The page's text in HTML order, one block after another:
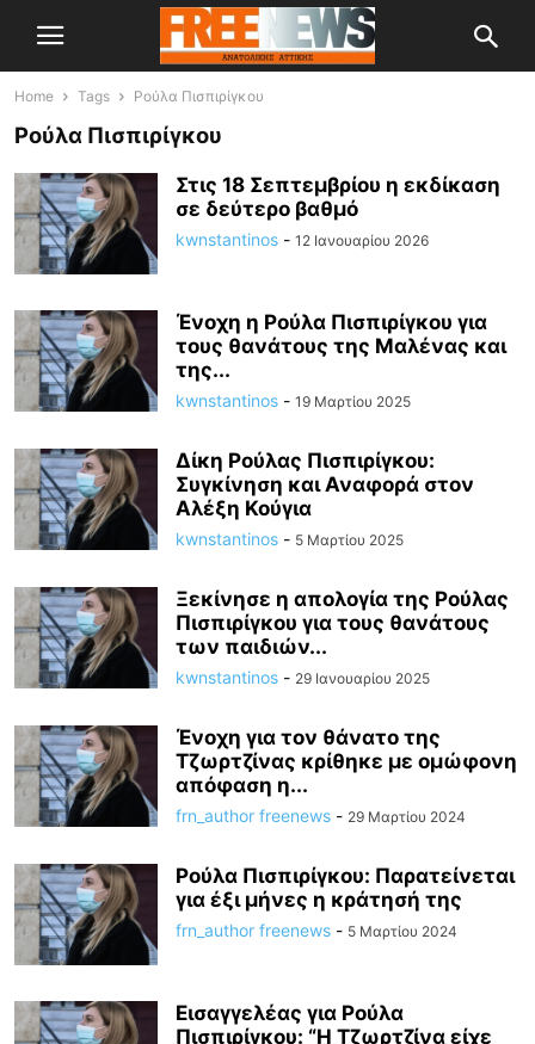
Home Tags Ρούλα Πισπιρίγκου
Ρούλα Πισπιρίγκου
Στις 18 Σεπτεμβρίου η εκδίκαση
σε δεύτερο βαθμό
kwnstantinos - 12 Ιανουαρίου 2026
Ένοχη η Ρούλα Πισπιρίγκου για
τους θανάτους της Μαλένας και
της...
kwnstantinos - 19 Μαρτίου 2025
Δίκη Ρούλας Πισπιρίγκου:
Συγκίνηση και Αναφορά στον
Αλέξη Κούγια
kwnstantinos - 5 Μαρτίου 2025
Ξεκίνησε η απολογία της Ρούλας
Πισπιρίγκου για τους θανάτους
των παιδιών...
kwnstantinos - 29 Ιανουαρίου 2025
Ένοχη για τον θάνατο της
Τζωρτζίνας κρίθηκε με ομώφονη
απόφαση η...
frn_author freenews - 29 Μαρτίου 2024
Ρούλα Πισπιρίγκου: Παρατείνεται
για έξι μήνες η κράτησή της
frn_author freenews - 5 Μαρτίου 2024
Εισαγγελέας για Ρούλα
Πισπιρίγκου: “Η Τζωρτζίνα είχε